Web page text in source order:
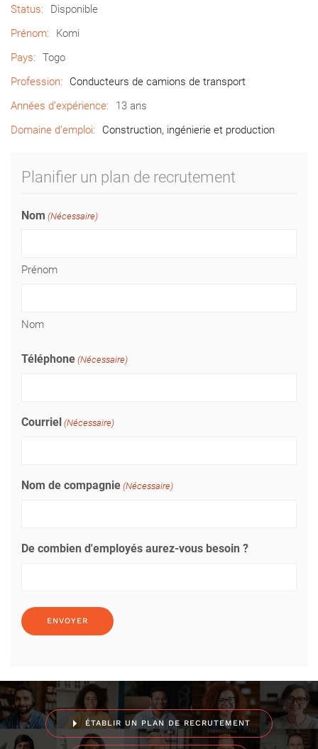
Status:
Disponible
Prénom:
Komi
Pays:
Togo
Profession:
Conducteurs de camions de transport
Années d’expérience:
13 ans
Domaine d’emploi:
Construction, ingénierie et production
Planifier un plan de recrutement
Nom (Nécessaire)
Prénom
Nom
Téléphone (Nécessaire)
Courriel (Nécessaire)
Nom de compagnie (Nécessaire)
De combien d'employés aurez-vous besoin ?
ÉTABLIR UN PLAN DE RECRUTEMENT